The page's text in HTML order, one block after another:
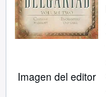
Imagen del editor